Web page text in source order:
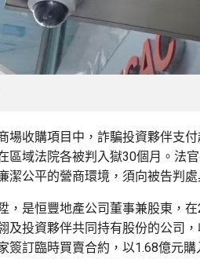
場收購項目中，詐騙投資夥伴支
區域法院各被判入獄30個月。法
潔公平的營商環境，須向被告判處
，是恒豐地產公司董事兼股東，
及投資夥伴共同持有股份的公司
簽訂臨時買賣合約，以1.68億元